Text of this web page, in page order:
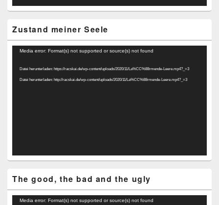
Zustand meiner Seele
Video-
Media error: Format(s) not supported or source(s) not found
Datei herunterladen: https://racskai.de/wp-content/uploads/2020/11/La%CC%88rmende-Leere.mp4?_=3
Datei herunterladen: http://racskai.de/wp-content/uploads/2020/11/La%CC%88rmende-Leere.mp4?_=3
The good, the bad and the ugly
Video-
Media error: Format(s) not supported or source(s) not found